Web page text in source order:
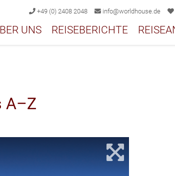
+49 (0) 2408 2048 info@worldhouse.de
UNS REISEBERICHTE
A–Z